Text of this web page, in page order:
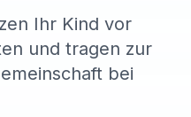
Ihr Kind vor
und tragen zur
bei